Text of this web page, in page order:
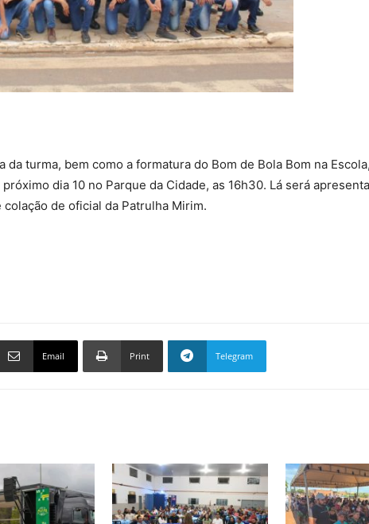
da turma, bem como a formatura do Bom de Bola Bom na
dia 10 no Parque da Cidade, as 16h30. Lá será
de oficial da Patrulha Mirim.
Email Print Telegram